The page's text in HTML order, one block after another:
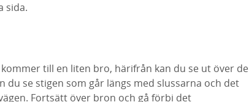
sida.
till en liten bro, härifrån kan du se ut över de
du se stigen som går längs med slussarna och det
Fortsätt över bron och gå förbi det